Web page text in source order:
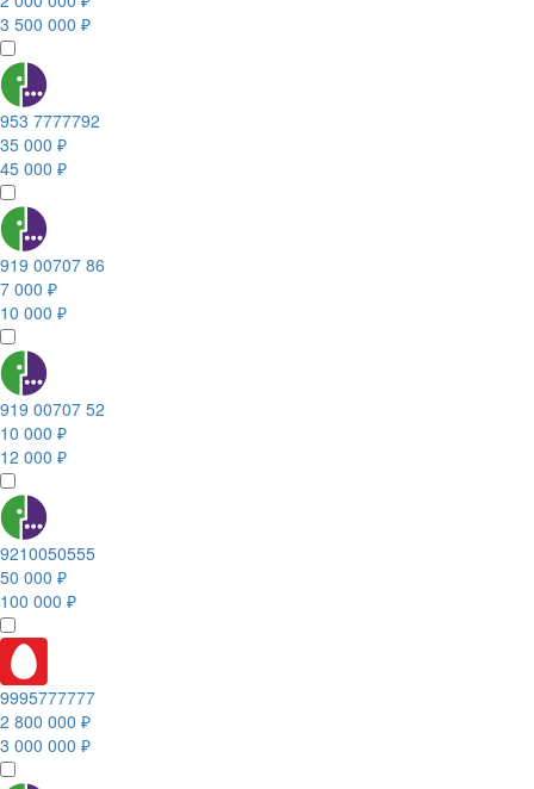
3 500 000 ₽
953 7777792
35 000 ₽
45 000 ₽
919 00707 86
7 000 ₽
10 000 ₽
919 00707 52
10 000 ₽
12 000 ₽
9210050555
50 000 ₽
100 000 ₽
9995777777
2 800 000 ₽
3 000 000 ₽